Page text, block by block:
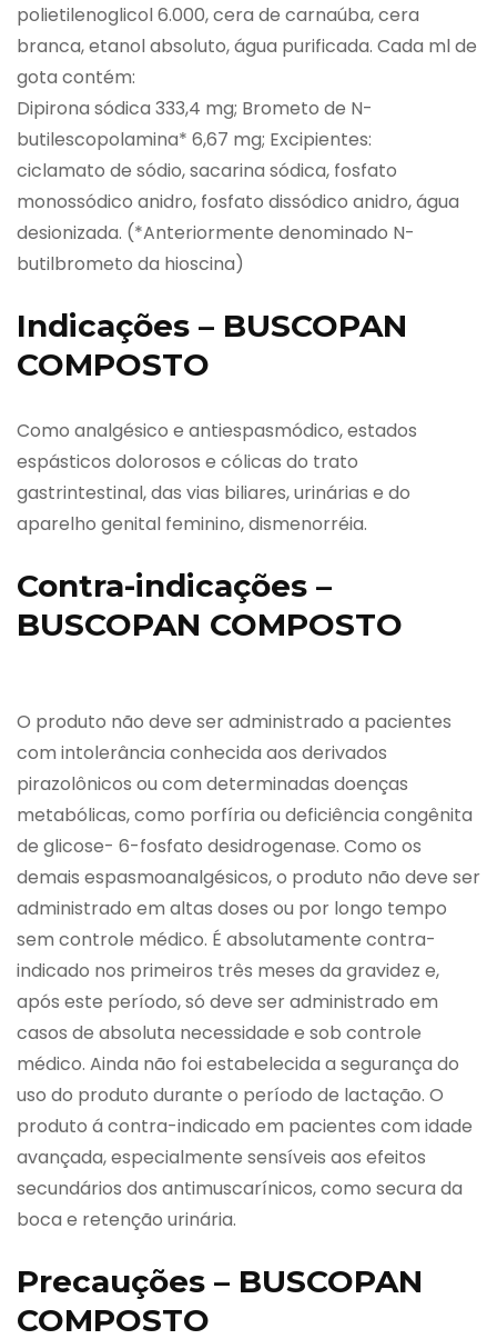
polietilenoglicol 6.000, cera de carnaúba, cera
branca, etanol absoluto, água purificada. Cada ml de
gota contém:
Dipirona sódica 333,4 mg; Brometo de N-
butilescopolamina* 6,67 mg; Excipientes:
ciclamato de sódio, sacarina sódica, fosfato
monossódico anidro, fosfato dissódico anidro, água
desionizada. (*Anteriormente denominado N-
butilbrometo da hioscina)
Indicações – BUSCOPAN
COMPOSTO
Como analgésico e antiespasmódico, estados
espásticos dolorosos e cólicas do trato
gastrintestinal, das vias biliares, urinárias e do
aparelho genital feminino, dismenorréia.
Contra-indicações –
BUSCOPAN COMPOSTO
O produto não deve ser administrado a pacientes
com intolerância conhecida aos derivados
pirazolônicos ou com determinadas doenças
metabólicas, como porfíria ou deficiência congênita
de glicose- 6-fosfato desidrogenase. Como os
demais espasmoanalgésicos, o produto não deve ser
administrado em altas doses ou por longo tempo
sem controle médico. É absolutamente contra-
indicado nos primeiros três meses da gravidez e,
após este período, só deve ser administrado em
casos de absoluta necessidade e sob controle
médico. Ainda não foi estabelecida a segurança do
uso do produto durante o período de lactação. O
produto á contra-indicado em pacientes com idade
avançada, especialmente sensíveis aos efeitos
secundários dos antimuscarínicos, como secura da
boca e retenção urinária.
Precauções – BUSCOPAN
COMPOSTO